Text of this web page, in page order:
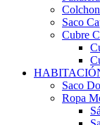
Saco
Cubre
Saco
Ropa